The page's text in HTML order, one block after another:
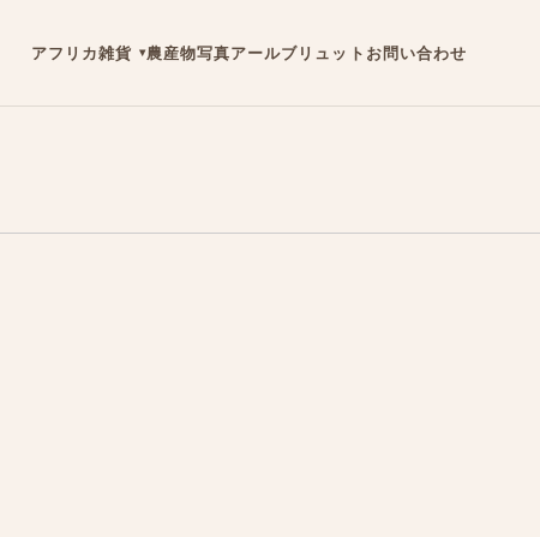
アフリカ雑貨 農産物写真アールブリュット お問い合わせ